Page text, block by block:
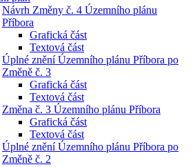
Návrh Změny č. 4 Územního plánu
Příbora
Grafická část
Textová část
Úplné znění Územního plánu Příbora po
Změně č. 3
Grafická část
Textová část
Změna č. 3 Územního plánu Příbora
Grafická část
Textová část
Úplné znění Územního plánu Příbora po
Změně č. 2